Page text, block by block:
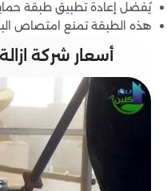
يُفضل إعادة تطبيق طبقة حماية كل 6 إلى
هذه الطبقة تمنع امتصاص
أسعار شركة